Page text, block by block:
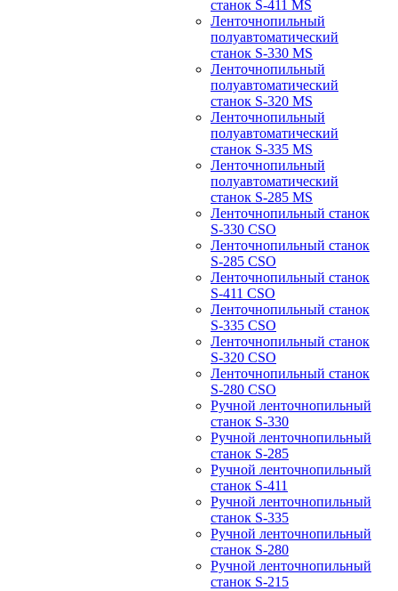
станок S-411 MS
Ленточнопильный
полуавтоматический
станок S-330 MS
Ленточнопильный
полуавтоматический
станок S-320 MS
Ленточнопильный
полуавтоматический
станок S-335 MS
Ленточнопильный
полуавтоматический
станок S-285 MS
Ленточнопильный станок
S-330 CSO
Ленточнопильный станок
S-285 CSO
Ленточнопильный станок
S-411 CSO
Ленточнопильный станок
S-335 CSO
Ленточнопильный станок
S-320 CSO
Ленточнопильный станок
S-280 CSO
Ручной ленточнопильный
станок S-330
Ручной ленточнопильный
станок S-285
Ручной ленточнопильный
станок S-411
Ручной ленточнопильный
станок S-335
Ручной ленточнопильный
станок S-280
Ручной ленточнопильный
станок S-215